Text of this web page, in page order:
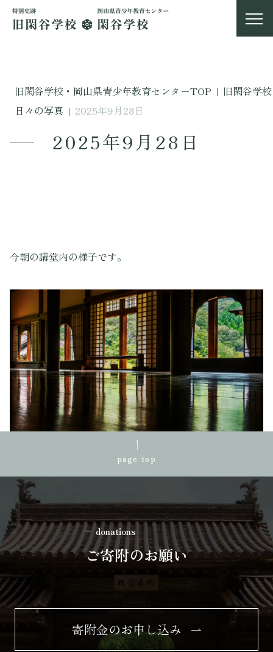
旧閑谷学校・岡山県青少年教育センターTOP | 旧閑谷学校
日々の写真 | 2025年9月28日
2025年9月28日
今朝の講堂内の様子です。
page top
donations
ご寄附のお願い
寄附金のお申し込み